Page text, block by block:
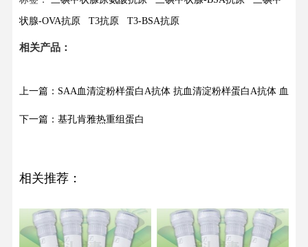
状腺-OVA抗原 T3抗原 T3-BSA抗原
相关产品：
上一篇：SAA血清淀粉样蛋白A抗体 抗血清淀粉样蛋白A抗体 血清
下一篇：基孔肯雅热重组蛋白
相关推荐：